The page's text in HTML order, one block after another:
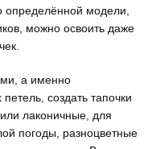
определённой модели,
можно освоить даже
а именно
создать тапочки
лаконичные, для
погоды, разноцветные